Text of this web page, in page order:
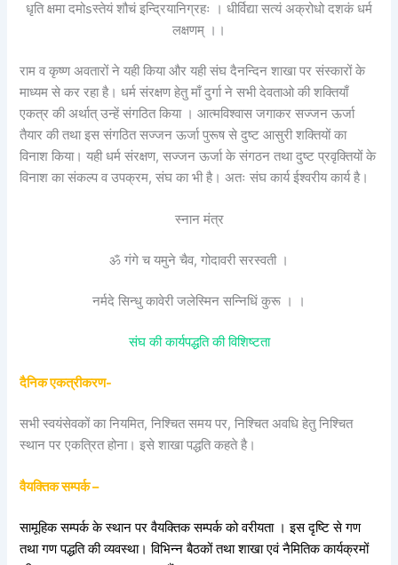
धृति क्षमा दमोsस्तेयं शौचं इन्द्रियानिग्रहः । धीर्विद्या सत्यं अक्रोधो दशकं धर्म
लक्षणम् ।।
राम व कृष्ण अवतारों ने यही किया और यही संघ दैनन्दिन शाखा पर संस्कारों के
माध्यम से कर रहा है। धर्म संरक्षण हेतु माँ दुर्गा ने सभी देवताओ की शक्तियाँ
एकत्र की अर्थात् उन्हें संगठित किया । आत्मविश्वास जगाकर सज्जन ऊर्जा
तैयार की तथा इस संगठित सज्जन ऊर्जा पुरूष से दुष्ट आसुरी शक्तियों का
विनाश किया। यही धर्म संरक्षण, सज्जन ऊर्जा के संगठन तथा दुष्ट प्रवृक्तियों के
विनाश का संकल्प व उपक्रम, संघ का भी है। अतः संघ कार्य ईश्वरीय कार्य है।
स्नान मंत्र
ॐ गंगे च यमुने चैव, गोदावरी सरस्वती ।
नर्मदे सिन्धु कावेरी जलेस्मिन सन्निधिं कुरू । ।
संघ की कार्यपद्धति की विशिष्टता
दैनिक एकत्रीकरण-
सभी स्वयंसेवकों का नियमित, निश्चित समय पर, निश्चित अवधि हेतु निश्चित
स्थान पर एकत्रित होना। इसे शाखा पद्धति कहते है।
वैयक्तिक सम्पर्क –
सामूहिक सम्पर्क के स्थान पर वैयक्तिक सम्पर्क को वरीयता । इस दृष्टि से गण
तथा गण पद्धति की व्यवस्था। विभिन्न बैठकों तथा शाखा एवं नैमितिक कार्यक्रमों